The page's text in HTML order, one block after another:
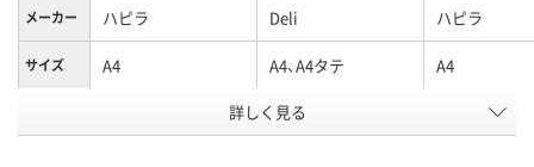
メーカー ハピラ Deli ハピラ
サイズ A4 A4、A4タテ A4
ブラウン系 ブラック系
詳しく見る